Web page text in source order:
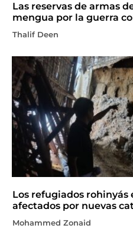
Las reservas de armas
mengua por la guerra
Thalif Deen
Los refugiados rohinyás
afectados por nuevas
Mohammed Zonaid